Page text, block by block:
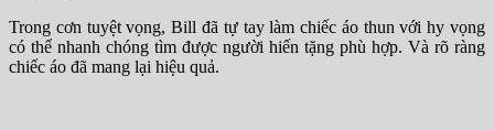
Trong cơn tuyệt vọng, Bill đã tự tay làm chiếc áo thun với hy vọng
có thể nhanh chóng tìm được người hiến tặng phù hợp. Và rõ ràng
chiếc áo đã mang lại hiệu quả.